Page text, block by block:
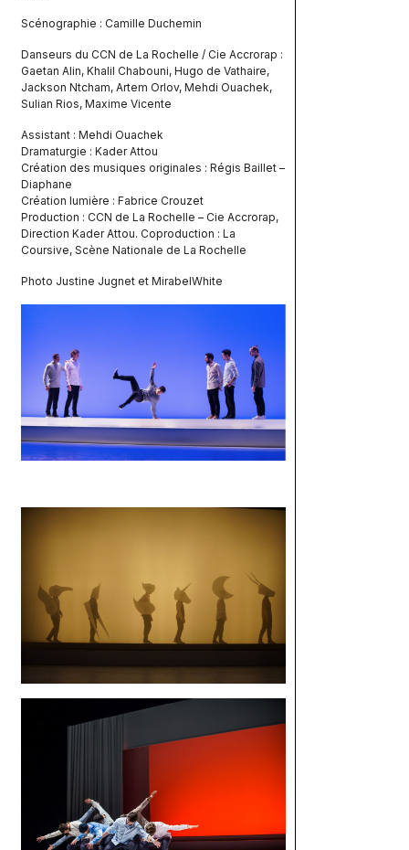
Scénographie : Camille Duchemin
Danseurs du CCN de La Rochelle / Cie Accrorap :
Gaetan Alin, Khalil Chabouni, Hugo de Vathaire,
Jackson Ntcham, Artem Orlov, Mehdi Ouachek,
Sulian Rios, Maxime Vicente
Assistant : Mehdi Ouachek
Dramaturgie : Kader Attou
Création des musiques originales : Régis Baillet –
Diaphane
Création lumière : Fabrice Crouzet
Production : CCN de La Rochelle – Cie Accrorap,
Direction Kader Attou. Coproduction : La
Coursive, Scène Nationale de La Rochelle
Photo Justine Jugnet et MirabelWhite